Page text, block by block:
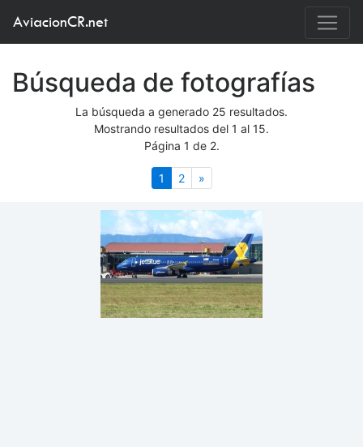
AviacionCR.net
Búsqueda de fotografías
La búsqueda a generado 25 resultados.
Mostrando resultados del 1 al 15.
Página 1 de 2.
1 (actual)
2 »Siguiente